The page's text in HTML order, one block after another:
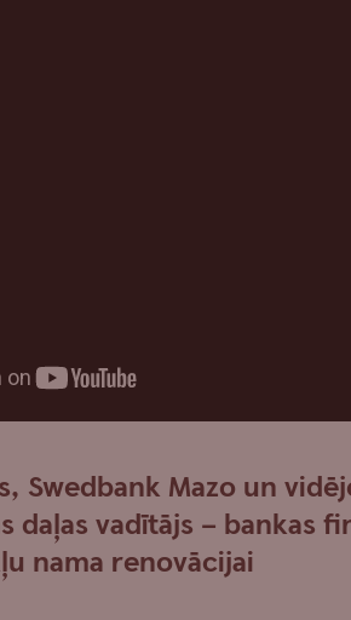
Swedbank Mazo un
daļas vadītājs – bankas
nama renovācijai